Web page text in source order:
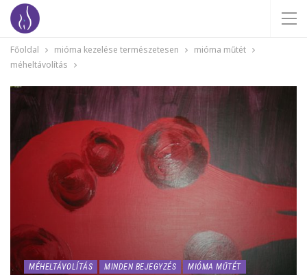
Főoldal mióma kezelése természetesen
mióma műtét
méheltávolítás
MÉHELTÁVOLÍTÁS MINDEN BEJEGYZÉS MIÓMA MŰTÉT